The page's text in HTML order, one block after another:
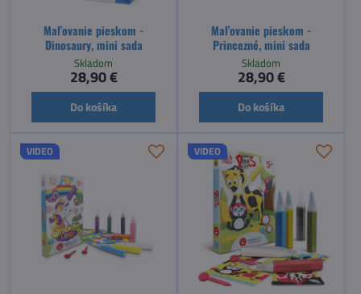
Maľovanie pieskom -
Dinosaury, mini sada
Skladom
28,90 €
Do košíka
Maľovanie pieskom -
Princezné, mini sada
Skladom
28,90 €
Do košíka
VIDEO VIDEO